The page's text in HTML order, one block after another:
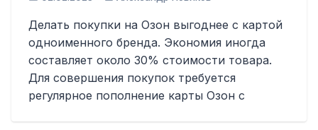
Делать покупки на Озон выгоднее с картой
одноименного бренда. Экономия иногда
составляет около 30% стоимости товара.
Для совершения покупок требуется
регулярное пополнение карты Озон с